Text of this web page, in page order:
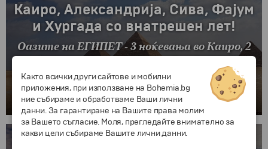
Каиро, Александрија, Сива, Фајум
и Хургада со внатрешен лет!
Оазите на ЕГИПЕТ - 3 ноќевања во Каиро, 2
Хургада на ALL Inclusive!
€1109
ПРОМОЦИJА РАНИ РЕЗЕРВАЦИИ
Както всички други сайтове и мобилни
приложения, при използване на Bohemia.bg
ние събираме и обработваме Ваши лични
данни. За гарантиране на Вашите права молим
за Вашето съгласие. Моля, прегледайте внимателно за
какви цели събираме Вашите лични данни.